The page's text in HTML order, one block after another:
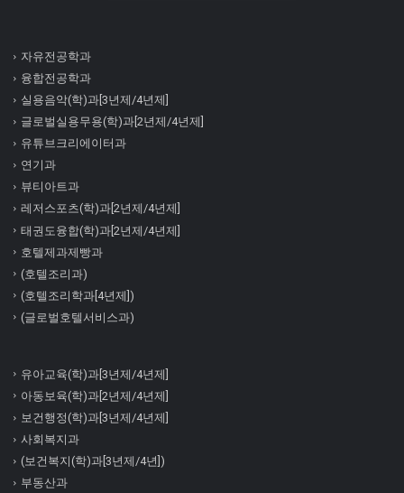
자유전공학과
융합전공학과
실용음악(학)과[3년제/4년제]
글로벌실용무용(학)과[2년제/4년제]
유튜브크리에이터과
연기과
뷰티아트과
레저스포츠(학)과[2년제/4년제]
태권도융합(학)과[2년제/4년제]
호텔제과제빵과
(호텔조리과)
(호텔조리학과[4년제])
(글로벌호텔서비스과)
유아교육(학)과[3년제/4년제]
아동보육(학)과[2년제/4년제]
보건행정(학)과[3년제/4년제]
사회복지과
(보건복지(학)과[3년제/4년])
부동산과